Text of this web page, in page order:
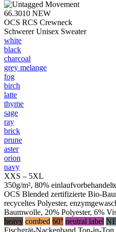
66.3010 NEW
OCS RCS Crewneck
Schwerer Unisex Sweater
white
black
charcoal
grey melange
fog
birch
latte
thyme
sage
ray
brick
prune
aster
orion
navy
XXS – 5XL
350g/m², 80%
OCS Blended zertifizierte Bio-
recyceltes Polyester,
Baumwolle, 20% Polyester, 6%
heavy combed 60° neutral label
Fischgrät-Nackenband Ton-in-